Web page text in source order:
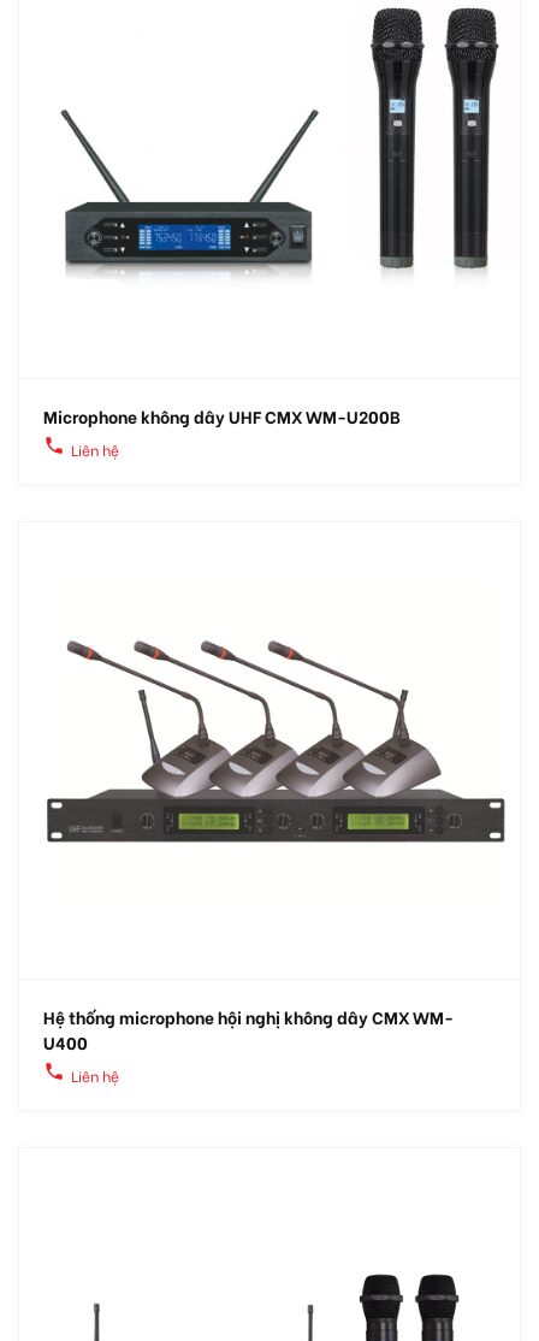
Microphone không dây UHF CMX WM-U200B
local_phone Liên hệ
Hệ thống microphone hội nghị không dây CMX WM-
U400
local_phone Liên hệ